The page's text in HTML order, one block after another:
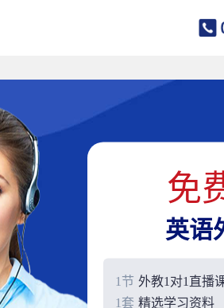
免
英语
1节 外教1对1直播
1套 精选学习资料